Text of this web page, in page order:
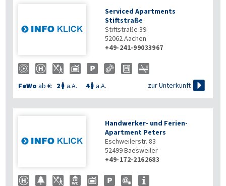
Serviced Apartments
Stiftstraße
Stiftstraße 39
52062Aachen
+49-241-99033967
FeWo ab €: 2  a.A. 4 a.A. zur Unterkunft 
Handwerker- und Ferien-
Apartment Peters
Eschweilerstr. 83
52499Baesweiler
+49-172-2162683